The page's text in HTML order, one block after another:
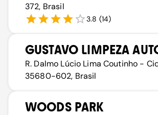
372, Brasil
3.8 (14)
GUSTAVO LIMPEZA
R. Dalmo Lúcio Lima Coutinho -
35680-602, Brasil
WOODS PARK